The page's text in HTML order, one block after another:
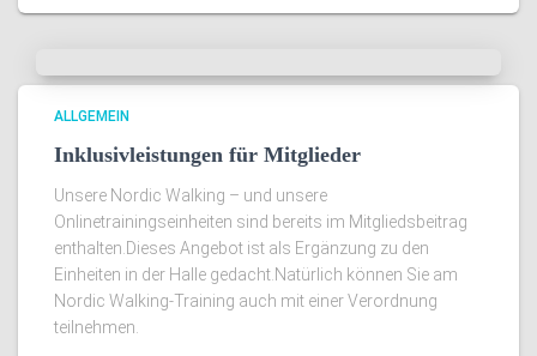
ALLGEMEIN
Inklusivleistungen für Mitglieder
Unsere Nordic Walking – und unsere
Onlinetrainingseinheiten sind bereits im Mitgliedsbeitrag
enthalten.Dieses Angebot ist als Ergänzung zu den
Einheiten in der Halle gedacht.Natürlich können Sie am
Nordic Walking-Training auch mit einer Verordnung
teilnehmen.